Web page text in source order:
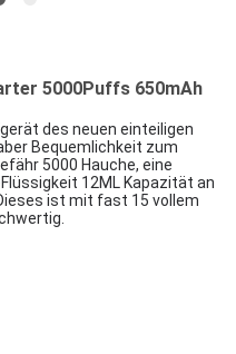
5000Puffs 650mAh
des neuen einteiligen
Bequemlichkeit zum
5000 Hauche, eine
12ML Kapazität an
ist mit fast 15 vollem